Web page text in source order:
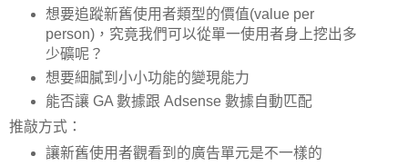
想要追蹤新舊使用者類型的價值(value per
person)，究竟我們可以從單一使用者身上挖出多
少礦呢？
想要細膩到小小功能的變現能力
能否讓 GA 數據跟 Adsense 數據自動匹配
推敲方式：
讓新舊使用者觀看到的廣告單元是不一樣的